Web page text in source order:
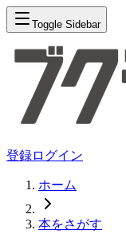
Toggle Sidebar
登録ログイン
ホーム
本をさがす